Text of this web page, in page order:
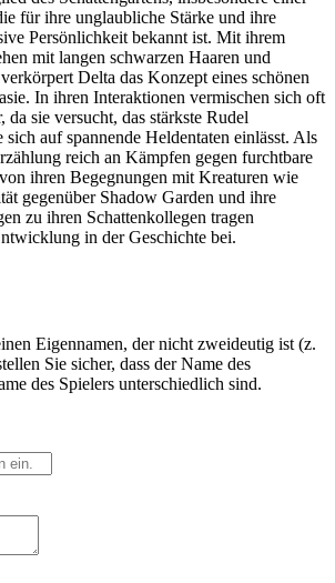
für ihre unglaubliche Stärke und ihre
Persönlichkeit bekannt ist. Mit ihrem
mit langen schwarzen Haaren und
Delta das Konzept eines schönen
In ihren Interaktionen vermischen sich oft
sie versucht, das stärkste Rudel
sich auf spannende Heldentaten einlässt. Als
reich an Kämpfen gegen furchtbare
ihren Begegnungen mit Kreaturen wie
gegenüber Shadow Garden und ihre
zu ihren Schattenkollegen tragen
in der Geschichte bei.
Eigennamen, der nicht zweideutig ist (z.
Sie sicher, dass der Name des
des Spielers unterschiedlich sind.